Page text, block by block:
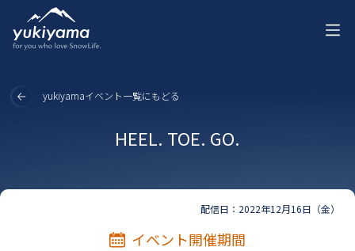
yukiyamaイベント一覧にもどる
HEEL. TOE. GO.
配信日：2022年12月16日（金）
イベント開催期間